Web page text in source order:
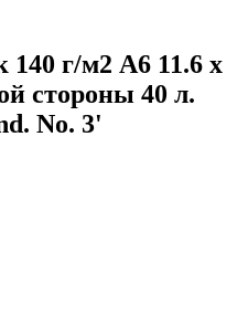
г/м2 A6 11.6 х
стороны 40 л.
No. 3'